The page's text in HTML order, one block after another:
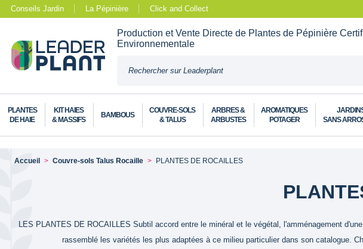
Conseils Jardin La Pépinière Click and Collect
Production et Vente Directe de Plantes de Pépinière
Environnementale
PLANTES
DE HAIE
KIT HAIES
& MASSIFS
BAMBOUS
COUVRE-SOLS
& TALUS
ARBRES &
ARBUSTES
AROMATIQUES
POTAGER
SANS
Accueil Couvre-sols Talus Rocaille PLANTES DE ROCAILLES
LES PLANTES DE ROCAILLES Subtil accord entre le minéral et le végétal, l'amménagement
rassemblé les variétés les plus adaptées à ce milieu particulier dans son catalogue.